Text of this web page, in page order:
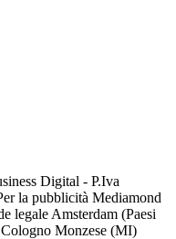
Digital - P.Iva
la pubblicità Mediamond
legale Amsterdam (Paesi
Monzese (MI)